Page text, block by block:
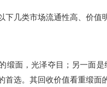
下几类市场流通性高、价值
缎面，光泽夺目；另一面
首选。其回收价值看重缎